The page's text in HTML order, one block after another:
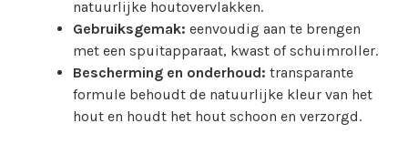
natuurlijke houtovervlakken.
Gebruiksgemak: eenvoudig aan te brengen
met een spuitapparaat, kwast of schuimroller.
Bescherming en onderhoud: transparante
formule behoudt de natuurlijke kleur van het
hout en houdt het hout schoon en verzorgd.